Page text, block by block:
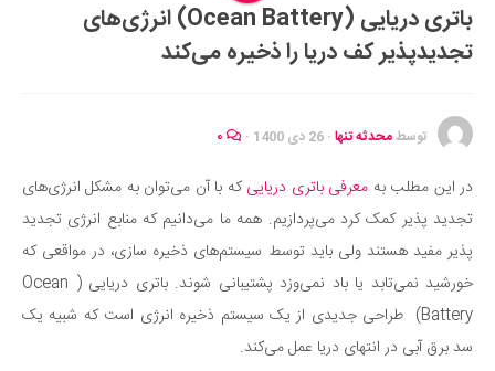
ایران گردی
جهان گردی
موفقیت و مهارت‌های فردی
تغذیه سالم
بهداشت
بیماری و درمان
کودک و مادر
ورزش و تندرستی
باتری دریایی (Ocean Battery) انرژی‌های
تجدیدپذیر کف دریا را ذخیره می‌کند
توسطمحدثه تنها · 26 دی 1400 ·
در این مطلب به معرفی باتری دریاییکه با آن می‌توان به مشکل انرژی‌های
تجدید پذیر کمک کرد می‌پردازیم. همه ما می‌دانیم که منابع انرژی تجدید
پذیر مفید هستند ولی باید توسط سیستم‌های ذخیره سازی، در مواقعی که
خورشید نمی‌تابد یا باد نمی‌وزد پشتیبانی شوند. باتری دریایی ( Ocean
Battery) طراحی جدیدی از یک سیستم ذخیره انرژی است که شبیه یک
سد برق آبی در انتهای دریا عمل می‌کند.